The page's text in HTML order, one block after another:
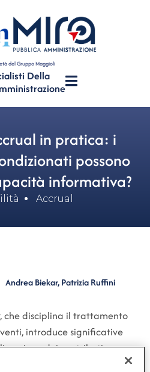
del Gruppo Maggioli
Della
in pratica: i
possono
informativa?
Accrual
Andrea Biekar,Patrizia Ruffini
che disciplina il trattamento
introduce significative
dei contributi e
pubbliche. Questo